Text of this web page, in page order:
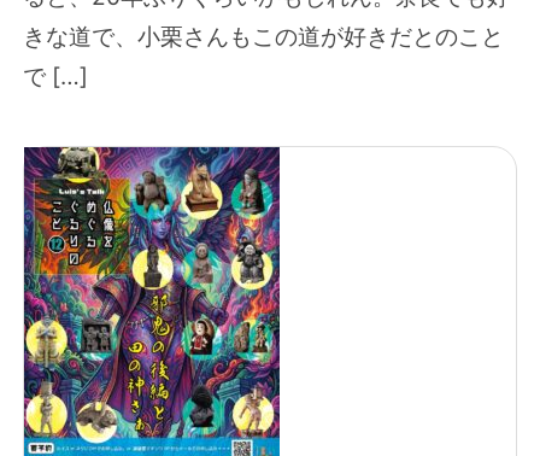
きな道で、小栗さんもこの道が好きだとのこと
で […]